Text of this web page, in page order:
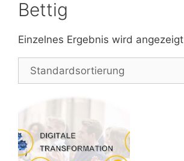
Bettig
Einzelnes Ergebnis wird angezeigt